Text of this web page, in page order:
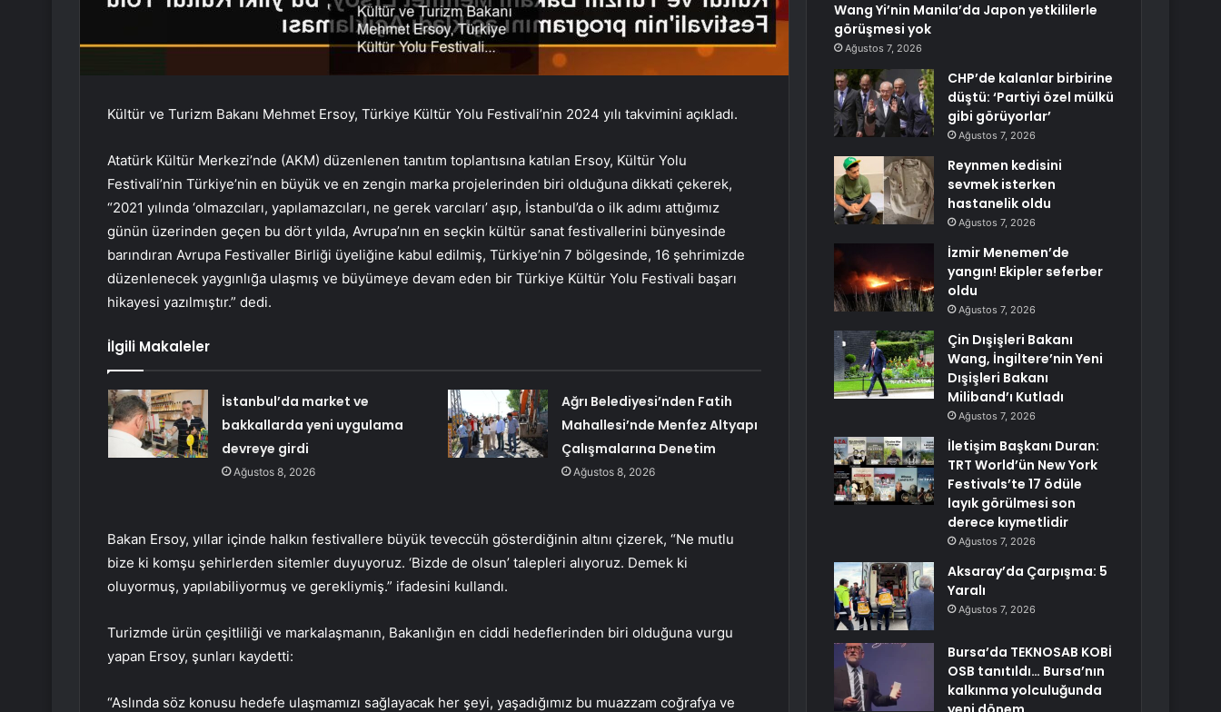
Kültür ve Turizm Bakanı Mehmet Ersoy, Türkiye Kültür Yolu Festivali’nin 2024 yılı takvimini açıkladı.
Atatürk Kültür Merkezi’nde (AKM) düzenlenen tanıtım toplantısına katılan Ersoy, Kültür Yolu
Festivali’nin Türkiye’nin en büyük ve en zengin marka projelerinden biri olduğuna dikkati çekerek,
“2021 yılında ‘olmazcıları, yapılamazcıları, ne gerek varcıları’ aşıp, İstanbul’da o ilk adımı attığımız
günün üzerinden geçen bu dört yılda, Avrupa’nın en seçkin kültür sanat festivallerini bünyesinde
barındıran Avrupa Festivaller Birliği üyeliğine kabul edilmiş, Türkiye’nin 7 bölgesinde, 16 şehrimizde
düzenlenecek yaygınlığa ulaşmış ve büyümeye devam eden bir Türkiye Kültür Yolu Festivali başarı
hikayesi yazılmıştır.” dedi.
İlgili Makaleler
İstanbul’da market ve
bakkallarda yeni uygulama
devreye girdi
Ağustos 8, 2026
Ağrı Belediyesi’nden Fatih
Mahallesi’nde Menfez Altyapı
Çalışmalarına Denetim
Ağustos 8, 2026
Bakan Ersoy, yıllar içinde halkın festivallere büyük teveccüh gösterdiğinin altını çizerek, “Ne mutlu
bize ki komşu şehirlerden sitemler duyuyoruz. ‘Bizde de olsun’ talepleri alıyoruz. Demek ki
oluyormuş, yapılabiliyormuş ve gerekliymiş.” ifadesini kullandı.
Turizmde ürün çeşitliliği ve markalaşmanın, Bakanlığın en ciddi hedeflerinden biri olduğuna vurgu
yapan Ersoy, şunları kaydetti:
“Aslında söz konusu hedefe ulaşmamızı sağlayacak her şeyi, yaşadığımız bu muazzam coğrafya ve
Wang Yi’nin Manila’da Japon yetkililerle
görüşmesi yok
Ağustos 7, 2026
CHP’de kalanlar birbirine
düştü: ‘Partiyi özel mülkü
gibi görüyorlar’
Ağustos 7, 2026
Reynmen kedisini
sevmek isterken
hastanelik oldu
Ağustos 7, 2026
İzmir Menemen’de
yangın! Ekipler seferber
oldu
Ağustos 7, 2026
Çin Dışişleri Bakanı
Wang, İngiltere’nin Yeni
Dışişleri Bakanı
Miliband’ı Kutladı
Ağustos 7, 2026
İletişim Başkanı Duran:
TRT World’ün New York
Festivals’te 17 ödüle
layık görülmesi son
derece kıymetlidir
Ağustos 7, 2026
Aksaray’da Çarpışma: 5
Yaralı
Ağustos 7, 2026
Bursa’da TEKNOSAB KOBİ
OSB tanıtıldı… Bursa’nın
kalkınma yolculuğunda